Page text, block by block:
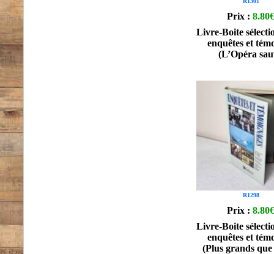
Prix : 8.80€
Livre-Boite
enquêtes et
(L’Opéra
R1298
Prix : 8.80€
Livre-Boite
enquêtes et
(Plus grands